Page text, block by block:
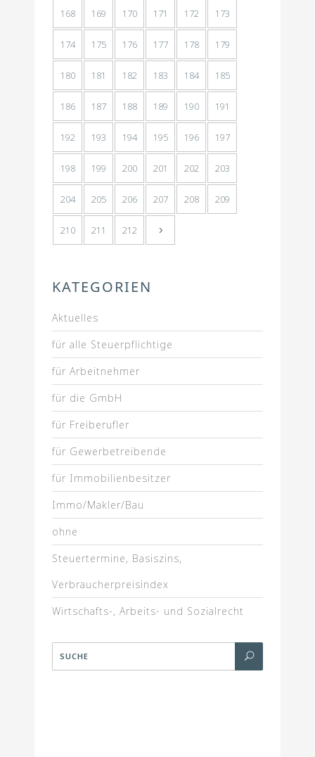
168 169 170 171 172 173
174 175 176 177 178 179
180 181 182 183 184 185
186 187 188 189 190 191
192 193 194 195 196 197
198 199 200 201 202 203
204 205 206 207 208 209
210 211 212
KATEGORIEN
Aktuelles
für alle Steuerpflichtige
für Arbeitnehmer
für die GmbH
für Freiberufler
für Gewerbetreibende
für Immobilienbesitzer
Immo/Makler/Bau
ohne
Steuertermine, Basiszins,
Verbraucherpreisindex
Wirtschafts-, Arbeits- und Sozialrecht